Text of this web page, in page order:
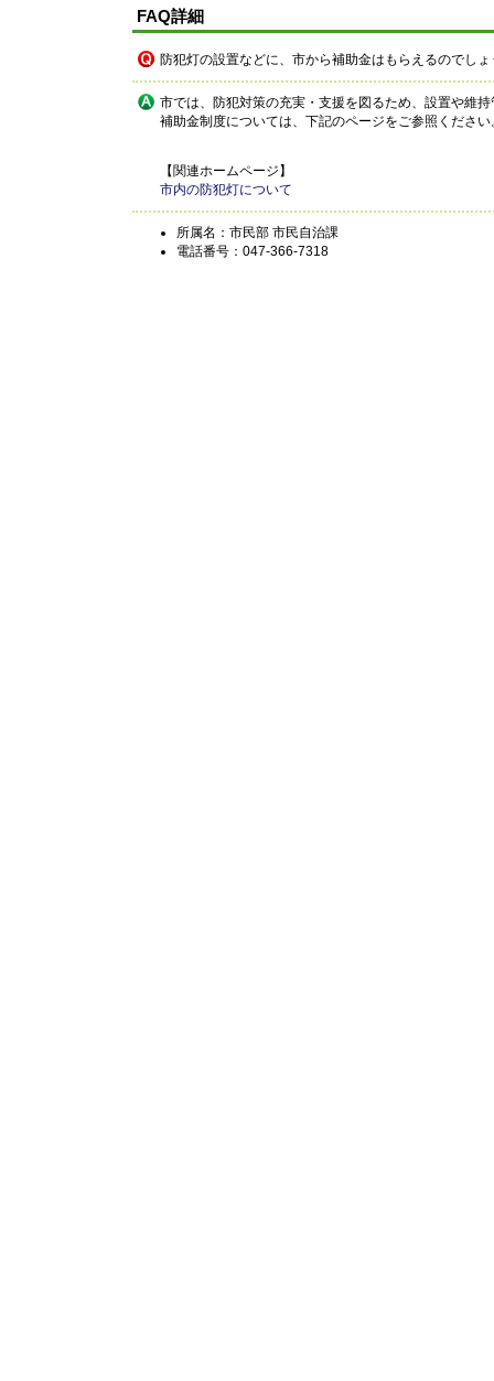
FAQ詳細
防犯灯の設置などに、市から補助金はもらえるのでしょ
市では、防犯対策の充実・支援を図るため、設置や維
補助金制度については、下記のページをご参照ください
【関連ホームページ】
市内の防犯灯について
所属名：市民部 市民自治課
電話番号：047-366-7318